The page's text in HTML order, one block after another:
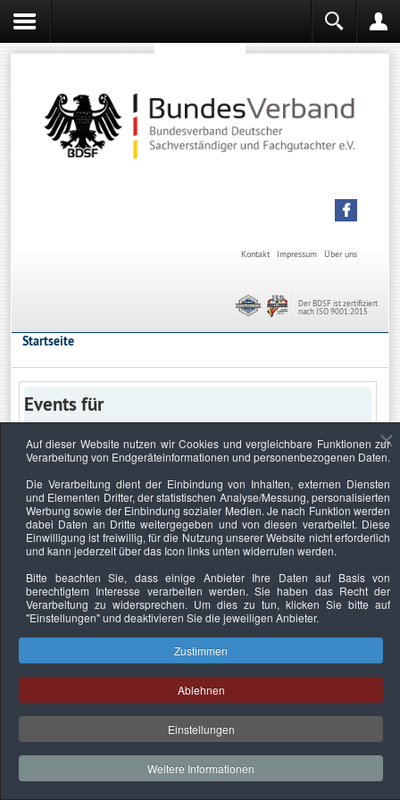
Über uns
Impressum
Kontakt
Der BDSF ist zertifiziert
nach ISO 9001:2015
Startseite
Events für
Keine Termine
Datenschutzerklärung Urheberrechtsnachweise Nachhaltigkeit
Copyright © 2026. Bundesverband Deutscher
Sachverständiger und Fachgutachter e.V..
Auf dieser Website nutzen wir Cookies und vergleichbare Funktionen zur
Verarbeitung von Endgeräteinformationen und personenbezogenen Daten.
Die Verarbeitung dient der Einbindung von Inhalten, externen Diensten
und Elementen Dritter, der statistischen Analyse/Messung, personalisierten
Werbung sowie der Einbindung sozialer Medien. Je nach Funktion werden
dabei Daten an Dritte weitergegeben und von diesen verarbeitet. Diese
Einwilligung ist freiwillig, für die Nutzung unserer Website nicht erforderlich
und kann jederzeit über das Icon links unten widerrufen werden.
Bitte beachten Sie, dass einige Anbieter Ihre Daten auf Basis von
berechtigtem Interesse verarbeiten werden. Sie haben das Recht der
Verarbeitung zu widersprechen. Um dies zu tun, klicken Sie bitte auf
"Einstellungen"und deaktivieren Sie die jeweiligen Anbieter.
Zustimmen
Ablehnen
Einstellungen
Weitere Informationen